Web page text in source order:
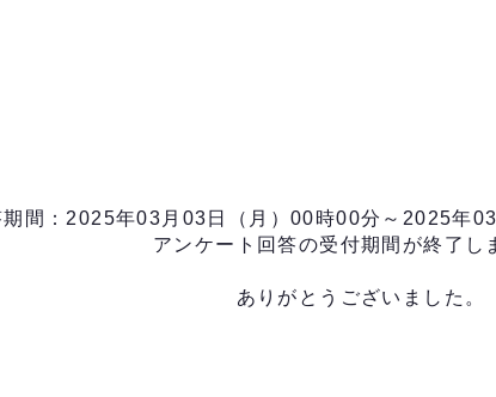
期間：2025年03月03日（月）00時00分～2025年
アンケート回答の受付期間が終了し
ありがとうございました。